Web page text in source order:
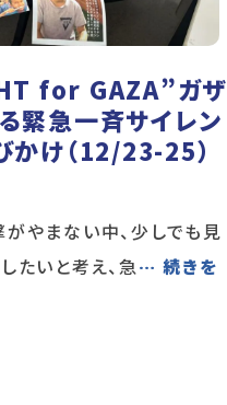
for GAZA”ガザ
緊急一斉サイレン
かけ（12/23-25）
やまない中、少しでも見
たいと考え、急… 続きを